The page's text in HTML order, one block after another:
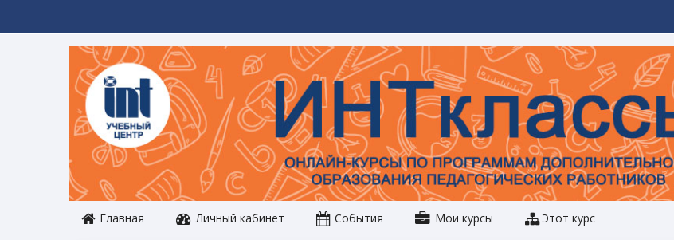
Главная Личный кабинет События Мои курсы Этот курс